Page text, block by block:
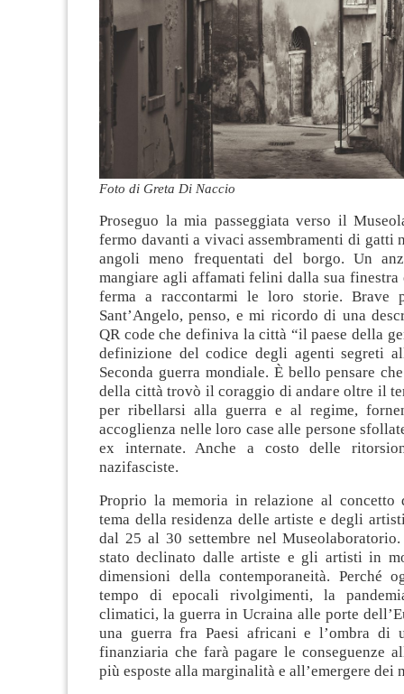
Foto di Greta Di Naccio
Proseguo la mia passeggiata verso il
fermo davanti a vivaci assembramenti di gatti
angoli meno frequentati del borgo. Un
mangiare agli affamati felini dalla sua finestra
ferma a raccontarmi le loro storie. Brave
Sant’Angelo, penso, e mi ricordo di una
QR code che definiva la città “il paese della
definizione del codice degli agenti segreti
Seconda guerra mondiale. È bello pensare
della città trovò il coraggio di andare oltre il
per ribellarsi alla guerra e al regime,
accoglienza nelle loro case alle persone
ex internate. Anche a costo delle
nazifasciste.
Proprio la memoria in relazione al
tema della residenza delle artiste e degli
dal 25 al 30 settembre nel
stato declinato dalle artiste e gli artisti in
dimensioni della contemporaneità. Perché
tempo di epocali rivolgimenti, la
climatici, la guerra in Ucraina alle porte
una guerra fra Paesi africani e l’ombra di
finanziaria che farà pagare le conseguenze
più esposte alla marginalità e all’emergere dei